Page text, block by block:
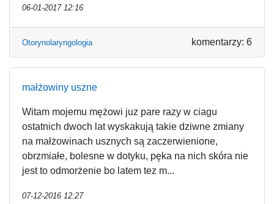
06-01-2017 12:16
Otorynolaryngologia komentarzy: 6
małżowiny uszne
Witam mojemu mężowi juz pare razy w ciagu
ostatnich dwoch lat wyskakują takie dziwne zmiany
na małżowinach usznych są zaczerwienione,
obrzmiałe, bolesne w dotyku, pęka na nich skóra nie
jest to odmorżenie bo latem tez m...
07-12-2016 12:27